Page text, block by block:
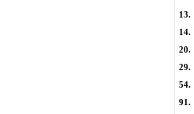
13.
14.
20.
29.
54.
91.